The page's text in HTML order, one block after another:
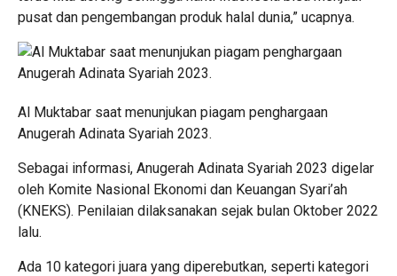
pusat dan pengembangan produk halal dunia,” ucapnya.
Al Muktabar saat menunjukan piagam penghargaan
Anugerah Adinata Syariah 2023.
Sebagai informasi, Anugerah Adinata Syariah 2023 digelar
oleh Komite Nasional Ekonomi dan Keuangan Syari’ah
(KNEKS). Penilaian dilaksanakan sejak bulan Oktober 2022
lalu.
Ada 10 kategori juara yang diperebutkan, seperti kategori